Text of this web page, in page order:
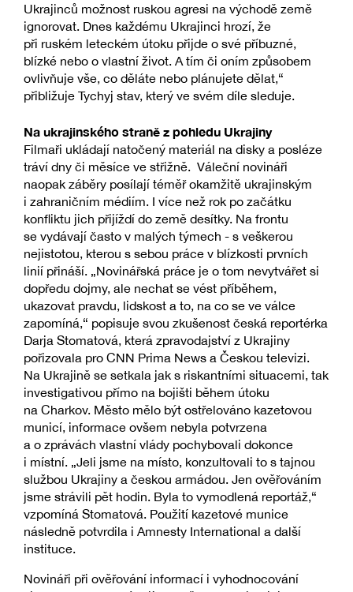
Ukrajinců možnost ruskou agresi na východě země
ignorovat. Dnes každému Ukrajinci hrozí, že
při ruském leteckém útoku přijde o své příbuzné,
blízké nebo o vlastní život. A tím či oním způsobem
ovlivňuje vše, co děláte nebo plánujete dělat,“
přibližuje Tychyj stav, který ve svém díle sleduje.
Na ukrajinského straně z pohledu Ukrajiny
Filmaři ukládají natočený materiál na disky a posléze
tráví dny či měsíce ve střižně. Váleční novináři
naopak záběry posílají téměř okamžitě ukrajinským
i zahraničním médiím. I více než rok po začátku
konfliktu jich přijíždí do země desítky. Na frontu
se vydávají často v malých týmech - s veškerou
nejistotou, kterou s sebou práce v blízkosti prvních
linií přináší. „Novinářská práce je o tom nevytvářet si
dopředu dojmy, ale nechat se vést příběhem,
ukazovat pravdu, lidskost a to, na co se ve válce
zapomíná,“ popisuje svou zkušenost česká reportérka
Darja Stomatová, která zpravodajství z Ukrajiny
pořizovala pro CNN Prima News a Českou televizi.
Na Ukrajině se setkala jak s riskantními situacemi, tak
investigativou přímo na bojišti během útoku
na Charkov. Město mělo být ostřelováno kazetovou
municí, informace ovšem nebyla potvrzena
a o zprávách vlastní vlády pochybovali dokonce
i místní. „Jeli jsme na místo, konzultovali to s tajnou
službou Ukrajiny a českou armádou. Jen ověřováním
jsme strávili pět hodin. Byla to vymodlená reportáž,“
vzpomíná Stomatová. Použití kazetové munice
následně potvrdila i Amnesty International a další
instituce.
Novináři při ověřování informací i vyhodnocování